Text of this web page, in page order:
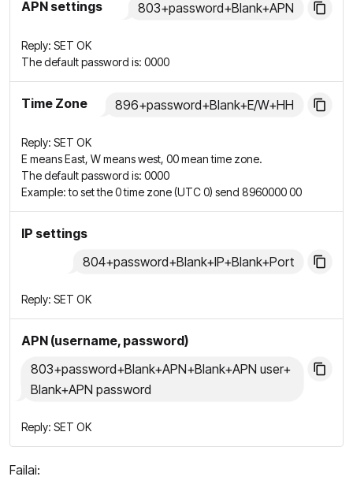
APN settings 803+password+Blank+APN
Reply: SET OK
The default password is: 0000
Time Zone 896+password+Blank+E/W+HH
Reply: SET OK
E means East, W means west, 00 mean time zone.
The default password is: 0000
Example: to set the 0 time zone (UTC 0) send 8960000 00
IP settings
804+password+Blank+IP+Blank+Port
Reply: SET OK
APN (username, password)
803+password+Blank+APN+Blank+APN user+
Blank+APN password
Reply: SET OK
Failai: